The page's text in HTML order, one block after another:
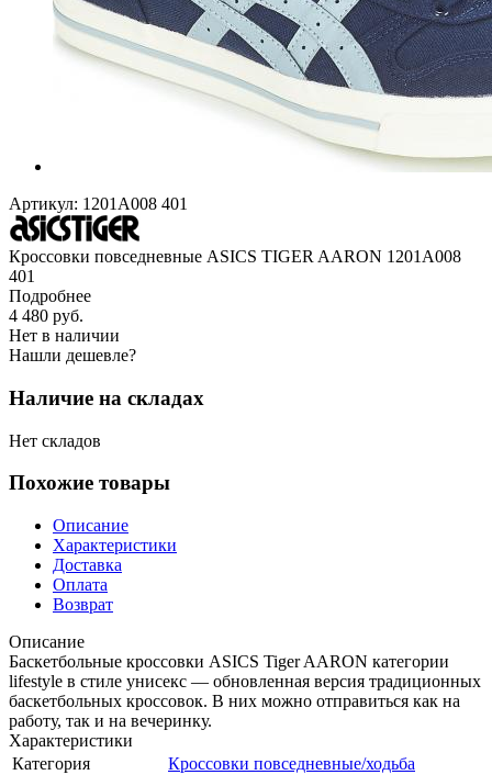
Артикул: 1201A008 401
Кроссовки повседневные ASICS TIGER AARON 1201A008
401
Подробнее
4 480 руб.
Нет в наличии
Нашли дешевле?
Наличие на складах
Нет складов
Похожие товары
Описание
Характеристики
Доставка
Оплата
Возврат
Описание
Баскетбольные кроссовки ASICS Tiger AARON категории
lifestyle в стиле унисекс — обновленная версия традиционных
баскетбольных кроссовок. В них можно отправиться как на
работу, так и на вечеринку.
Характеристики
Категория
Кроссовки повседневные/ходьба